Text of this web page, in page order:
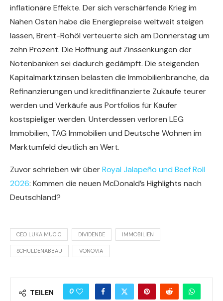
inflationäre Effekte. Der sich verschärfende Krieg im
Nahen Osten habe die Energiepreise weltweit steigen
lassen, Brent-Rohöl verteuerte sich am Donnerstag um
zehn Prozent. Die Hoffnung auf Zinssenkungen der
Notenbanken sei dadurch gedämpft. Die steigenden
Kapitalmarktzinsen belasten die Immobilienbranche, da
Refinanzierungen und kreditfinanzierte Zukäufe teurer
werden und Verkäufe aus Portfolios für Käufer
kostspieliger werden. Unterdessen verloren LEG
Immobilien, TAG Immobilien und Deutsche Wohnen im
Marktumfeld deutlich an Wert.
Zuvor schrieben wir überRoyal Jalapeño und Beef Roll
2026: Kommen die neuen McDonald’s Highlights nach
Deutschland?
CEO LUKA MUCIC DIVIDENDE IMMOBILIEN
SCHULDENABBAU VONOVIA
TEILEN 0